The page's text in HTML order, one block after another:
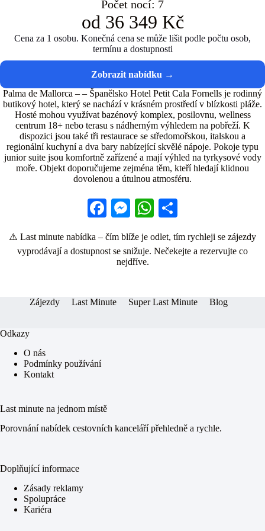
Počet nocí: 7
od 36 349 Kč
Cena za 1 osobu. Konečná cena se může lišit podle počtu osob,
termínu a dostupnosti
Palma de Mallorca – – Španělsko Hotel Petit Cala Fornells je rodinný
butikový hotel, který se nachází v krásném prostředí v blízkosti pláže.
Hosté mohou využívat bazénový komplex, posilovnu, wellness
centrum 18+ nebo terasu s nádherným výhledem na pobřeží. K
dispozici jsou také tři restaurace se středomořskou, italskou a
regionální kuchyní a dva bary nabízející skvělé nápoje. Pokoje typu
junior suite jsou komfortně zařízené a mají výhled na tyrkysové vody
moře. Objekt doporučujeme zejména těm, kteří hledají klidnou
dovolenou a útulnou atmosféru.
Fa
ce
bo
ok
M
es
se
ng
W
ts
ha
re
⚠️ Last minute nabídka – čím blíže je odlet, tím rychleji se zájezdy
vyprodávají a dostupnost se snižuje. Nečekejte a rezervujte co
nejdříve.
Zájezdy Last Minute Super Last Minute Blog
Odkazy
O nás
Podmínky používání
Kontakt
Last minute na jednom místě
Porovnání nabídek cestovních kanceláří přehledně a rychle.
Doplňující informace
Zásady reklamy
Spolupráce
Kariéra